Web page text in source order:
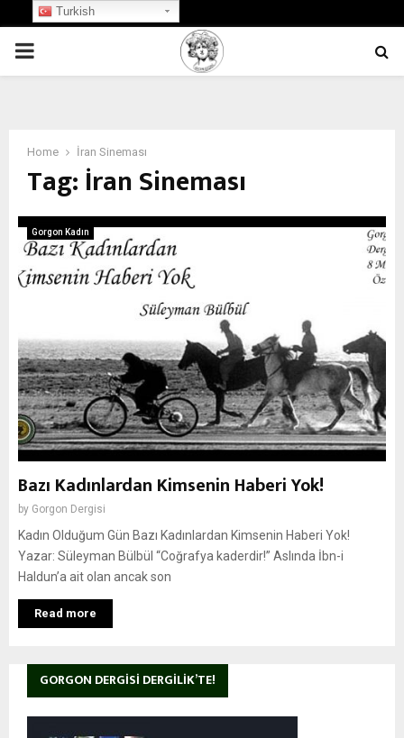
PRIMARY
Home İran Sineması
Tag: İran Sineması
Gorgon Kadın
Bazı Kadınlardan Kimsenin Haberi Yok!
by Gorgon Dergisi
Kadın Olduğum Gün Bazı Kadınlardan Kimsenin Haberi Yok!
Yazar: Süleyman Bülbül “Coğrafya kaderdir!” Aslında İbn-i
Haldun’a ait olan ancak son
Read more
GORGON DERGISI DERGILIK’TE!
Turkish